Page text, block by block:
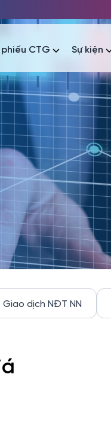
thông tin Sự kiện
CTG Sự kiện
Công bố thông tin Sự kiện
Giao dịch NĐT NN